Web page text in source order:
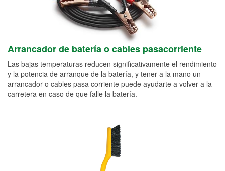
Arrancador de batería o cables pasacorriente
Las bajas temperaturas reducen significativamente el rendimiento
y la potencia de arranque de la batería, y tener a la mano un
arrancador o cables pasa corriente puede ayudarte a volver a la
carretera en caso de que falle la batería.